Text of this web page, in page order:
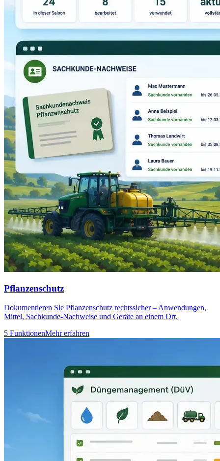
Pflanzenschutz
Dokumentieren Sie Pflanzenschutz rechtssicher – Anwendungen,
Mittel, Sachkunde-Nachweise und Geräte an einem Ort.
5 FunktionenMehr erfahren